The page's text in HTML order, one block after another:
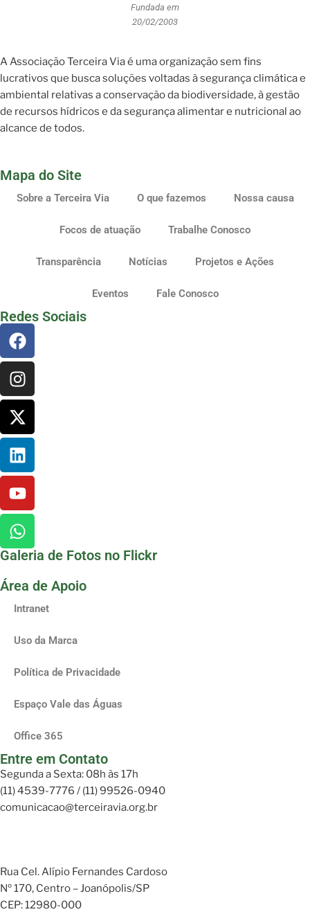
Fundada em
20/02/2003
A Associação Terceira Via é uma organização sem fins
lucrativos que busca soluções voltadas à segurança climática e
ambiental relativas a conservação da biodiversidade, à gestão
de recursos hídricos e da segurança alimentar e nutricional ao
alcance de todos.
Mapa do Site
Sobre a Terceira Via O que fazemos Nossa causa
Focos de atuação Trabalhe Conosco
Transparência Notícias Projetos e Ações
Eventos Fale Conosco
Redes Sociais
Galeria de Fotos no Flickr
Área de Apoio
Intranet
Uso da Marca
Política de Privacidade
Espaço Vale das Águas
Office 365
Entre em Contato
Segunda a Sexta: 08h às 17h
(11) 4539-7776 / (11) 99526-0940
comunicacao@terceiravia.org.br
Rua Cel. Alípio Fernandes Cardoso
Nº 170, Centro – Joanópolis/SP
CEP: 12980-000